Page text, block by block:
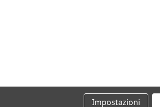
Impostazioni